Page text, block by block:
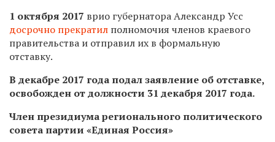
1 октября 2017 врио губернатора Александр Усс
досрочно прекратил полномочия членов краевого
правительства и отправил их в формальную
отставку.
В декабре 2017 года подал заявление об отставке,
освобожден от должности 31 декабря 2017 года.
Член президиума регионального политического
совета партии «Единая Россия»